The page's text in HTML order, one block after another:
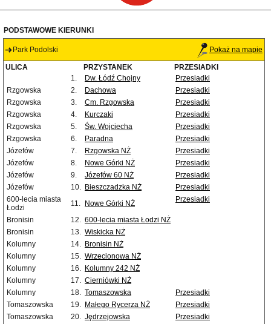
PODSTAWOWE KIERUNKI
Park Podolski Pokaż na mapie
ULICA PRZYSTANEK
PRZESIADKI
1.
Dw. Łódź Chojny
Przesiadki
Rzgowska
2. Dachowa
Przesiadki
Rzgowska
3. Cm. Rzgowska
Przesiadki
Rzgowska
4. Kurczaki
Przesiadki
Rzgowska
5. Św. Wojciecha
Przesiadki
Rzgowska
6. Paradna
Przesiadki
Józefów
7. Rzgowska NŻ
Przesiadki
Józefów
8. Nowe Górki NŻ
Przesiadki
Józefów
9. Józefów 60 NŻ
Przesiadki
Józefów
10. Bieszczadzka NŻ
Przesiadki
600-lecia miasta
Łodzi
11. Nowe Górki NŻ Przesiadki
Bronisin 12. 600-lecia miasta Łodzi NŻ
Bronisin
13. Wiskicka NŻ
Kolumny
14. Bronisin NŻ
Kolumny
15. Wrzecionowa NŻ
Kolumny
16. Kolumny 242 NŻ
Kolumny
17. Cierniówki NŻ
Kolumny
18. Tomaszowska
Przesiadki
Tomaszowska
19. Małego Rycerza NŻ
Przesiadki
Tomaszowska
20. Jędrzejowska
Przesiadki